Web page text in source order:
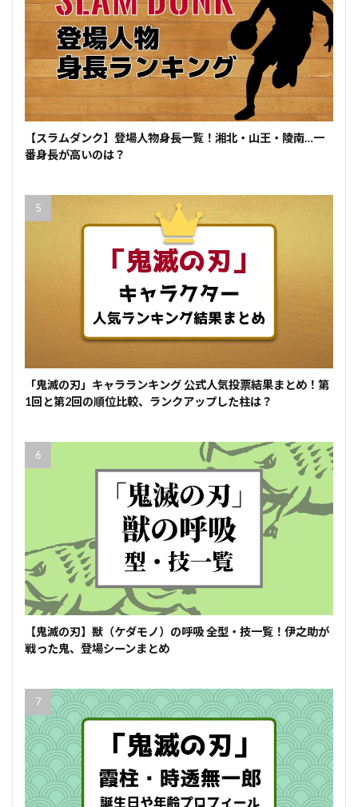
【スラムダンク】登場人物身長一覧！湘北・山王・陵南…一
番身長が高いのは？
「鬼滅の刃」キャラランキング 公式人気投票結果まとめ！第
1回と第2回の順位比較、ランクアップした柱は？
【鬼滅の刃】獣（ケダモノ）の呼吸 全型・技一覧！伊之助が
戦った鬼、登場シーンまとめ